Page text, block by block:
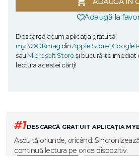
Adaugă la
Descarcă acum aplicația gratuită
myBOOKmag dinApple Store,Google
sau Microsoft Storeși bucură-te imediat
lectura acestei cărți!
#1DESCARCĂ GRATUIT APLICAȚIA
Ascultă oriunde, oricând.
continuă lectura pe orice dispozitiv.